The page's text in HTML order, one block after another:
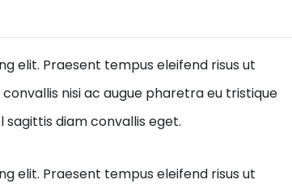
elit. Praesent tempus eleifend risus ut
nisi ac augue pharetra eu tristique
sagittis diam convallis eget.
elit. Praesent tempus eleifend risus ut